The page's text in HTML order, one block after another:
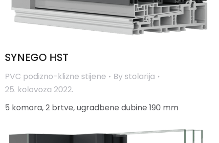
SYNEGO HST
PVC podizno-klizne stijene Bystolarija
25. kolovoza 2022.
5 komora, 2 brtve, ugradbene dubine 190 mm